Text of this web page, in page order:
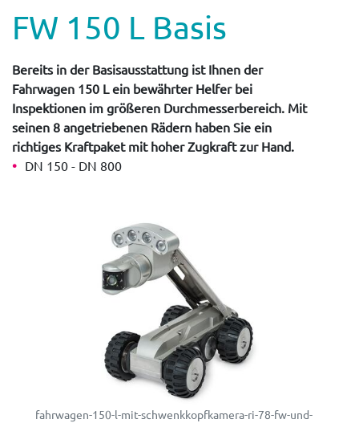
FW 150 L Basis
Bereits in der Basisausstattung ist Ihnen der
Fahrwagen 150 L ein bewährter Helfer bei
Inspektionen im größeren Durchmesserbereich. Mit
seinen 8 angetriebenen Rädern haben Sie ein
richtiges Kraftpaket mit hoher Zugkraft zur Hand.
DN 150 - DN 800
fahrwagen-150-l-mit-schwenkkopfkamera-ri-78-fw-und-